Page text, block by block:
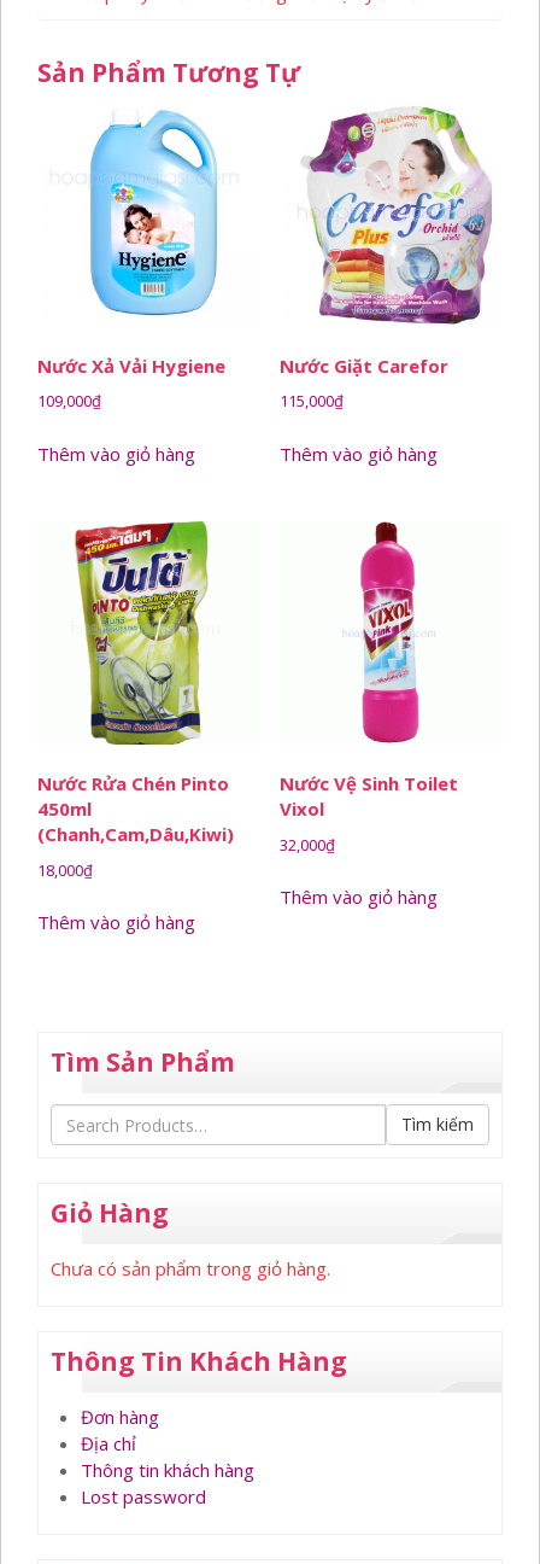
Sản Phẩm Tương Tự
Nước Xả Vải Hygiene
109,000₫
Thêm vào giỏ hàng
Nước Giặt Carefor
115,000₫
Thêm vào giỏ hàng
Nước Rửa Chén Pinto
450ml
(Chanh,Cam,Dâu,Kiwi)
18,000₫
Thêm vào giỏ hàng
Nước Vệ Sinh Toilet
Vixol
32,000₫
Thêm vào giỏ hàng
Tìm Sản Phẩm
Tìm kiếm
Giỏ Hàng
Chưa có sản phẩm trong giỏ hàng.
Thông Tin Khách Hàng
Đơn hàng
Địa chỉ
Thông tin khách hàng
Lost password